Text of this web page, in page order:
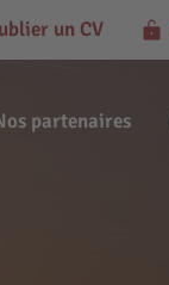
partenaires
un CV